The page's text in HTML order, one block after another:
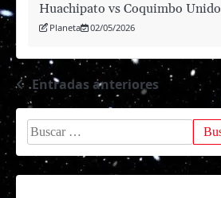
Huachipato vs Coquimbo Unido
Planeta 02/05/2026
Navegación
de
entradas
Entradas anteriores
Buscar: